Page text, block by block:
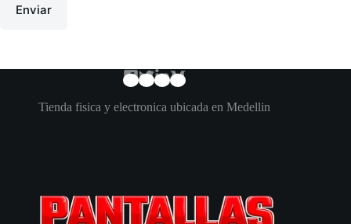
Enviar
Tienda fisica y electronica ubicada en Medellin